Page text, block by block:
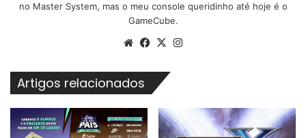
no Master System, mas o meu console queridinho até hoje é o
GameCube.
WebsiteFacebook
X
Artigos relacionados